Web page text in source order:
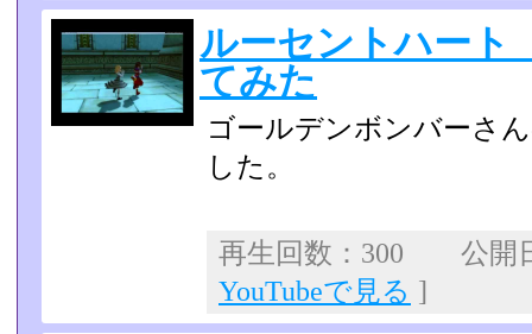
ルーセントハート
てみた
ゴールデンボンバーさ
した。
再生回数：300 公開
YouTubeで見る ]